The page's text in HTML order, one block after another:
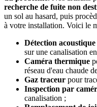
recherche de fuite non
un sol au hasard, puis
à votre installation. Voici le
Détection
sur une canalisation
Caméra thermique
réseau d'eau chaude
Gaz traceur pour
Inspection par
canalisation ;